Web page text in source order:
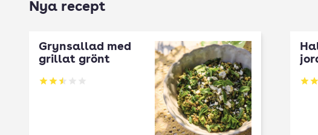
Nya recept
Grynsallad med
grillat grönt
Betyg: 2.5 av 5